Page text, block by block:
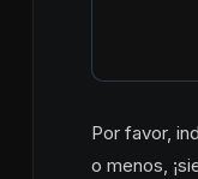
Por favor,
o menos,